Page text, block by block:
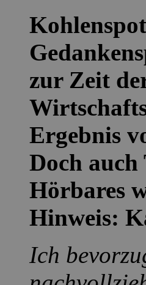
zur Zeit
Ergebnis
Doch auch
Hörbares
Hinweis:
Ich